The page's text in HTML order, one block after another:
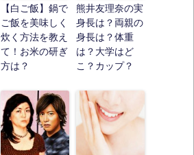
【白ご飯】鍋で
ご飯を美味しく
炊く方法を教え
て！お米の研ぎ
方は？
熊井友理奈の実
身長は？両親の
身長は？体重
は？大学はど
こ？カップ？